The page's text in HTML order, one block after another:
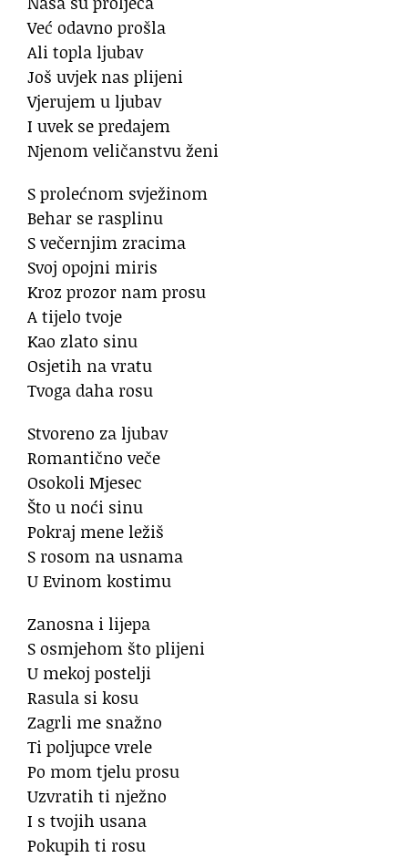
Već odavno prošla
Ali topla ljubav
Još uvjek nas plijeni
Vjerujem u ljubav
I uvek se predajem
Njenom veličanstvu ženi
S prolećnom svježinom
Behar se rasplinu
S večernjim zracima
Svoj opojni miris
Kroz prozor nam prosu
A tijelo tvoje
Kao zlato sinu
Osjetih na vratu
Tvoga daha rosu
Stvoreno za ljubav
Romantično veče
Osokoli Mjesec
Što u noći sinu
Pokraj mene ležiš
S rosom na usnama
U Evinom kostimu
Zanosna i lijepa
S osmjehom što plijeni
U mekoj postelji
Rasula si kosu
Zagrli me snažno
Ti poljupce vrele
Po mom tjelu prosu
Uzvratih ti nježno
I s tvojih usana
Pokupih ti rosu